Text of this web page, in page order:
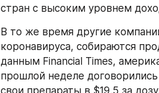
стран с высоким уровнем
В то же время другие
коронавируса, собираются
данным Financial Times,
прошлой неделе
свои препараты в $19,5 за